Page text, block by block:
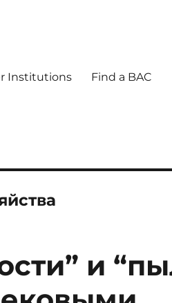
Institutions Find a BAC
и